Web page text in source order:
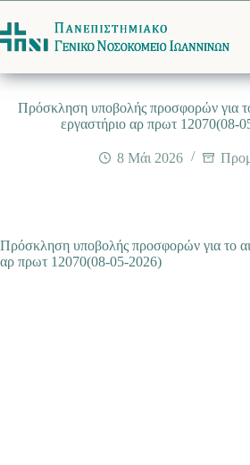
στο
περιεχόμενο
Πρόσκληση υποβολής προσφορών για
εργαστήριο αρ πρωτ 12070(08-
8 Μάι 2026
Πρόσκληση υποβολής προσφορών για το
αρ πρωτ 12070(08-05-2026)